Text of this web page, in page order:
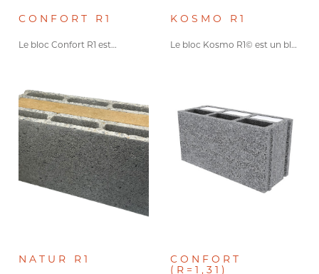
Béton de granulats courants
Béton de granulats légers (6)
Avec insert isolant
Non
Oui
Pose collée
CONFORT R1
Le bloc Confort R1 est…
KOSMO R1
Le bloc Kosmo R1© est un bloc isolant…
NATUR R1
CONFORT
(R=1,31)